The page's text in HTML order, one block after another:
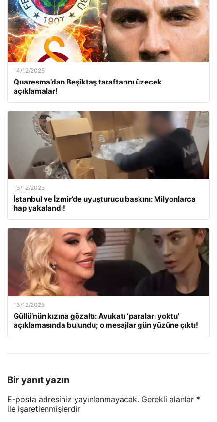
14/12/2025
Quaresma’dan Beşiktaş taraftarını üzecek
açıklamalar!
13/12/2025
İstanbul ve İzmir’de uyuşturucu baskını: Milyonlarca
hap yakalandı!
13/12/2025
Güllü’nün kızına gözaltı: Avukatı ‘paraları yoktu’
açıklamasında bulundu; o mesajlar gün yüzüne çıktı!
Bir yanıt yazın
E-posta adresiniz yayınlanmayacak. Gerekli alanlar *
ile işaretlenmişlerdir